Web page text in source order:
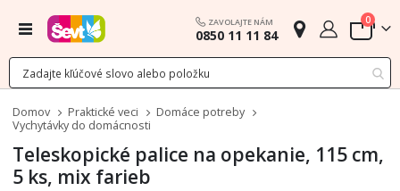
Menu ZAVOLAJTE NÁM
0850 11 11 84 Cart
0
Domov Praktické veci
Domáce potreby
Vychytávky do domácnosti
Teleskopické palice na opekanie, 115 cm,
5 ks, mix farieb